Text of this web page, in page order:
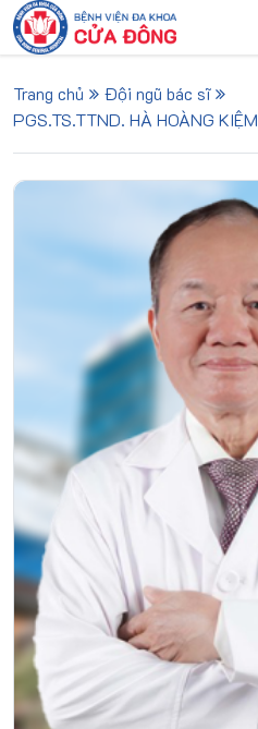
Trang chủ
Đội ngũ bác sĩ
PGS.TS.TTND. HÀ HOÀNG KIỆM